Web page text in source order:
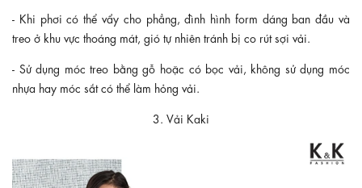
- Khi phơi có thể vẩy cho phẳng, đình hình form dáng ban đầu và
treo ở khu vực thoáng mát, gió tự nhiên tránh bị co rút sợi vải.
- Sử dụng móc treo bằng gỗ hoặc có bọc vải, không sử dụng móc
nhựa hay móc sắt có thể làm hỏng vải.
3. Vải Kaki